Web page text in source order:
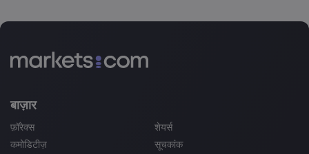
बाज़ार
फ़ॉरेक्स
शेयर्स
कमोडिटीज़
सूचकांक